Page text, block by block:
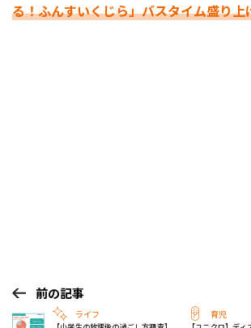
る！ふんすいくじら」バスタイム盛り上
前の記事
ライフ 育児